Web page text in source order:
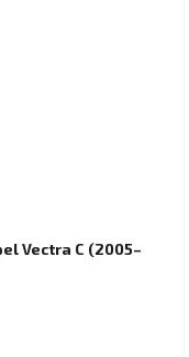
Vectra C (2005–